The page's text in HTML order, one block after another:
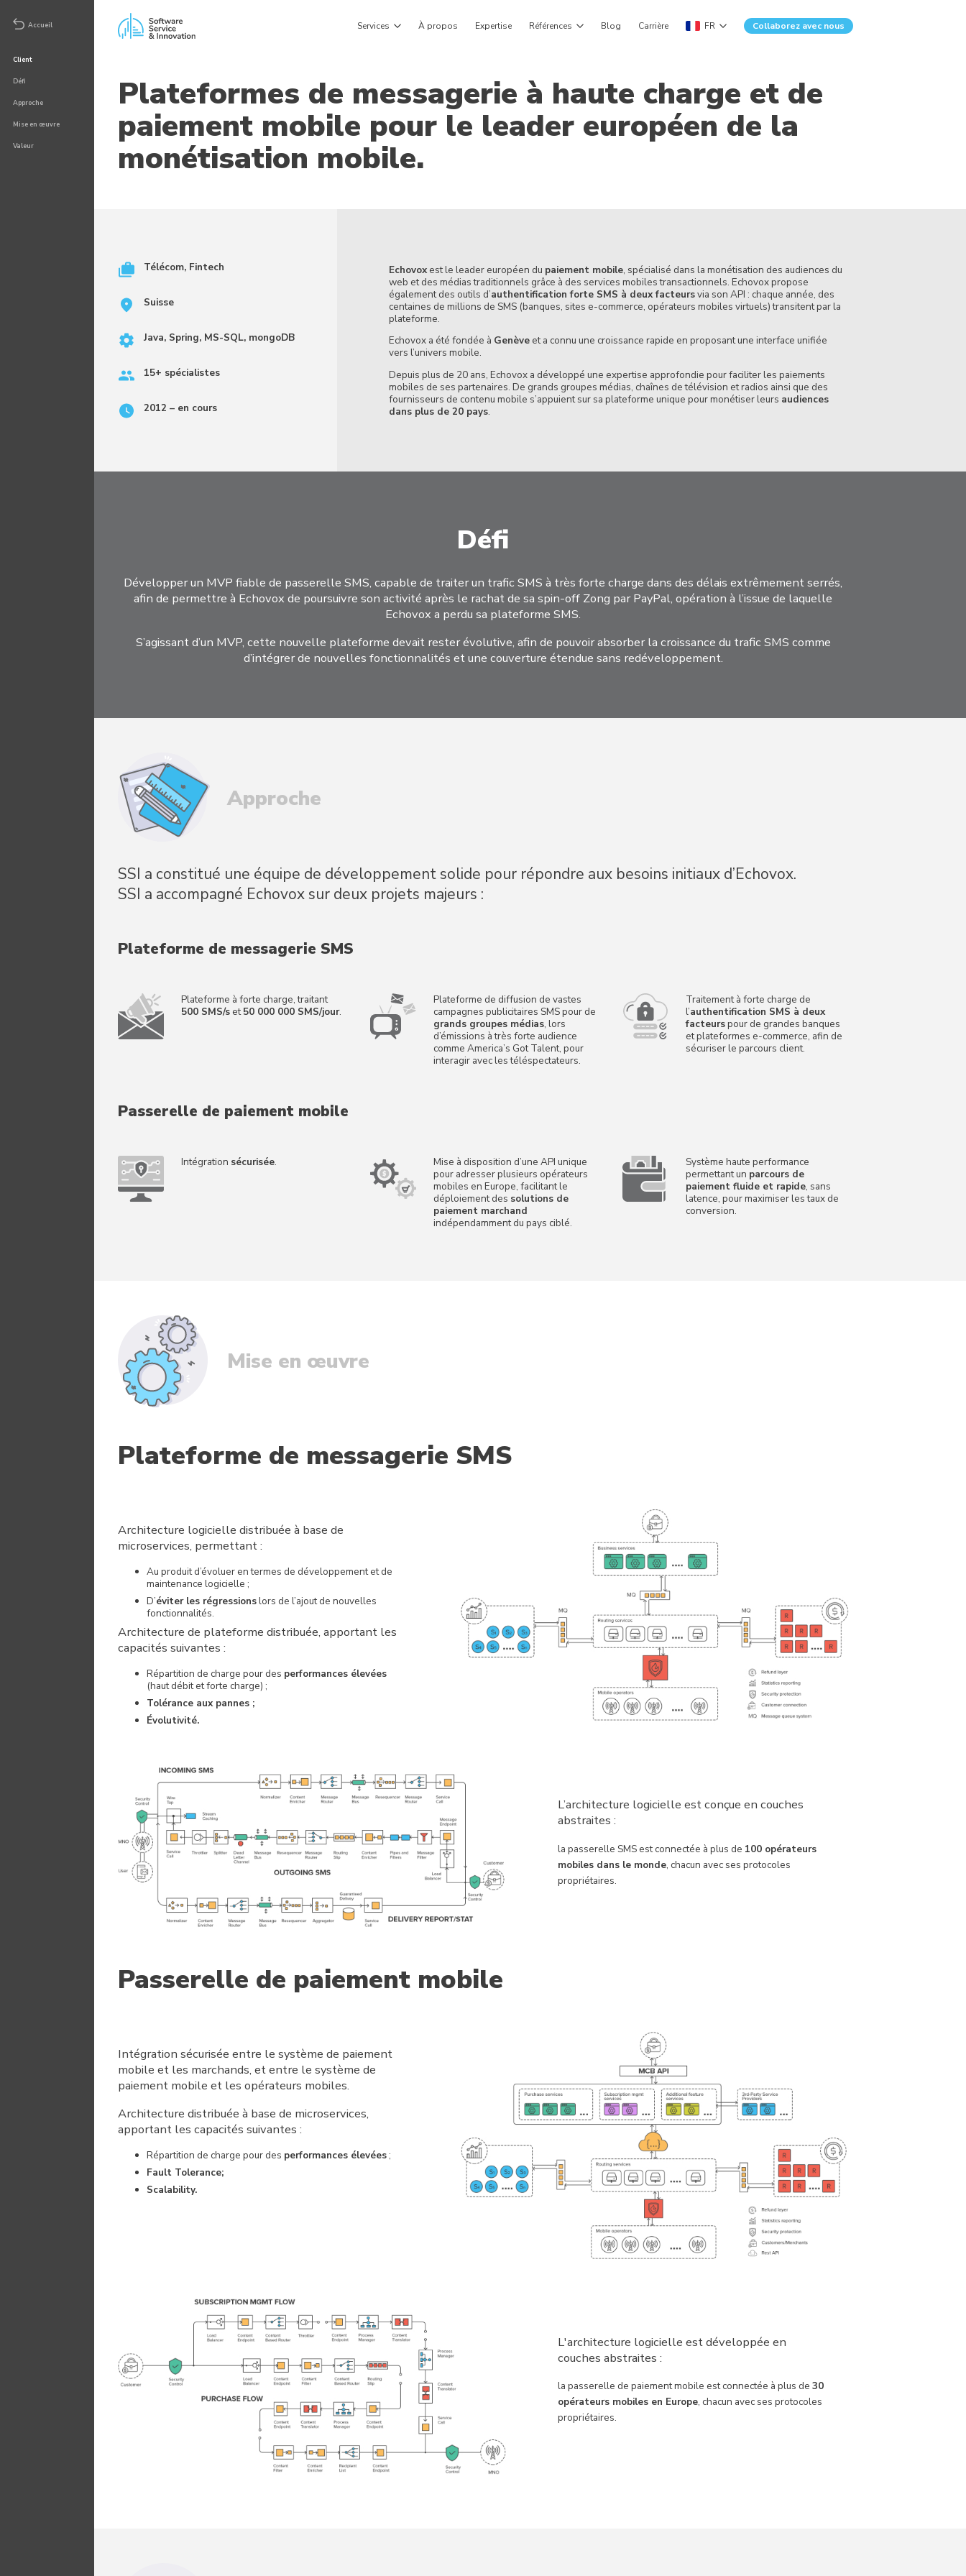
Services À propos Expertise Références Blog Carrière FR Collaborez avec nous
Accueil
Client
Défi
Approche
Mise en œuvre
Valeur
Plateformes de messagerie à haute charge et de
paiement mobile pour le leader européen de la
monétisation mobile.
Télécom, Fintech
Suisse
Java, Spring, MS-SQL, mongoDB
15+ spécialistes
2012 – en cours
Echovoxest le leader européen du paiement mobile, spécialisé dans la monétisation des audiences du
web et des médias traditionnels grâce à des services mobiles transactionnels. Echovox propose
également des outils d’authentification forte SMS à deux facteursvia son API : chaque année, des
centaines de millions de SMS (banques, sites e-commerce, opérateurs mobiles virtuels) transitent par la
plateforme.
Echovox a été fondée à Genèveet a connu une croissance rapide en proposant une interface unifiée
vers l’univers mobile.
Depuis plus de 20 ans, Echovox a développé une expertise approfondie pour faciliter les paiements
mobiles de ses partenaires. De grands groupes médias, chaînes de télévision et radios ainsi que des
fournisseurs de contenu mobile s’appuient sur sa plateforme unique pour monétiser leurs audiences
dans plus de 20 pays.
Défi
Développer un MVP fiable de passerelle SMS, capable de traiter un trafic SMS à très forte charge dans des délais extrêmement serrés,
afin de permettre à Echovox de poursuivre son activité après le rachat de sa spin-off Zong par PayPal, opération à l’issue de laquelle
Echovox a perdu sa plateforme SMS.
S’agissant d’un MVP, cette nouvelle plateforme devait rester évolutive, afin de pouvoir absorber la croissance du trafic SMS comme
d’intégrer de nouvelles fonctionnalités et une couverture étendue sans redéveloppement.
Approche
SSI a constitué une équipe de développement solide pour répondre aux besoins initiaux d’Echovox.
SSI a accompagné Echovox sur deux projets majeurs :
Plateforme de messagerie SMS
Plateforme à forte charge, traitant
500 SMS/set50 000 000 SMS/jour.
Plateforme de diffusion de vastes
campagnes publicitaires SMS pour de
grands groupes médias, lors
d’émissions à très forte audience
comme America’s Got Talent, pour
interagir avec les téléspectateurs.
Traitement à forte charge de
l’authentification SMS à deux
facteurspour de grandes banques
et plateformes e-commerce, afin de
sécuriser le parcours client.
Passerelle de paiement mobile
Intégration sécurisée.
Mise à disposition d’une API unique
pour adresser plusieurs opérateurs
mobiles en Europe, facilitant le
déploiement des solutions de
paiement marchand
indépendamment du pays ciblé.
Système haute performance
permettant un parcours de
paiement fluide et rapide, sans
latence, pour maximiser les taux de
conversion.
Mise en œuvre
Plateforme de messagerie SMS
Architecture logicielle distribuée à base de
microservices, permettant :
Au produit d’évoluer en termes de développement et de
maintenance logicielle ;
D’éviter les régressionslors de l’ajout de nouvelles
fonctionnalités.
Architecture de plateforme distribuée, apportant les
capacités suivantes :
Répartition de charge pour des performances élevées
(haut débit et forte charge) ;
Tolérance aux pannes ;
Évolutivité.
L’architecture logicielle est conçue en couches
abstraites :
la passerelle SMS est connectée à plus de 100 opérateurs
mobiles dans le monde, chacun avec ses protocoles
propriétaires.
Passerelle de paiement mobile
Intégration sécurisée entre le système de paiement
mobile et les marchands, et entre le système de
paiement mobile et les opérateurs mobiles.
Architecture distribuée à base de microservices,
apportant les capacités suivantes :
Répartition de charge pour des performances élevées;
Fault Tolerance;
Scalability.
L'architecture logicielle est développée en
couches abstraites :
la passerelle de paiement mobile est connectée à plus de 30
opérateurs mobiles en Europe, chacun avec ses protocoles
propriétaires.